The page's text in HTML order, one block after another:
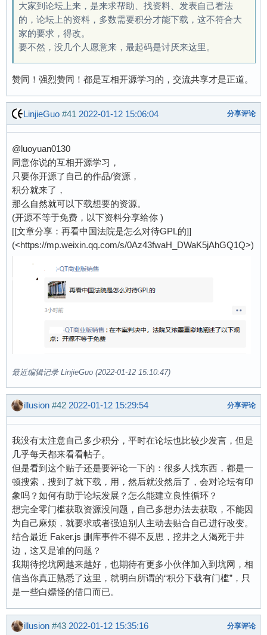
大家到论坛上来，是来求帮助、找资料、发表自己看法
的，论坛上的资料，多数需要积分才能下载，这不符合大
家的要求，得改。
要不然，没几个人愿意来，最起码是讨厌来这里。
赞同！强烈赞同！都是互相开源学习的，交流共享才是正道。
LinjieGuo #41 2022-01-12 15:06:04 分享评论
@luoyuan0130
同意你说的互相开源学习，
只要你开源了自己的作品/资源，
积分就来了，
那么自然就可以下载想要的资源。
(开源不等于免费，以下资料分享给你 )
[[文章分享：再看中国法院是怎么对待GPL的]]
(<https://mp.weixin.qq.com/s/0Az43fwaH_DWaK5jAhGQ1Q>)
最近编辑记录 LinjieGuo (2022-01-12 15:10:47)
illusion #42 2022-01-12 15:29:54 分享评论
我没有太注意自己多少积分，平时在论坛也比较少发言，但是
几乎每天都来看看帖子。
但是看到这个贴子还是要评论一下的：很多人找东西，都是一
顿搜索，搜到了就下载，用，然后就没然后了，会对论坛有印
象吗？如何有助于论坛发展？怎么能建立良性循环？
想完全零门槛获取资源没问题，自己多想办法去获取，不能因
为自己麻烦，就要求或者强迫别人主动去贴合自己进行改变。
结合最近 Faker.js 删库事件不得不反思，挖井之人渴死于井
边，这又是谁的问题？
我期待挖坑网越来越好，也期待有更多小伙伴加入到坑网，相
信当你真正熟悉了这里，就明白所谓的“积分下载有门槛”，只
是一些白嫖怪的借口而已。
illusion #43 2022-01-12 15:35:16 分享评论